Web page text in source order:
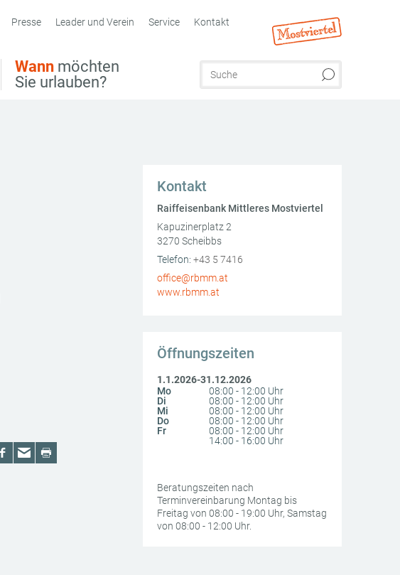
Wann möchten
Sie urlauben?
Presse Leader und Verein Service Kontakt
Kontakt
Raiffeisenbank Mittleres Mostviertel
Kapuzinerplatz 2
3270 Scheibbs
AT
Telefon: +43 5 7416
office@rbmm.at
www.rbmm.at
Öffnungszeiten
1.1.2026-31.12.2026
Mo
08:00 - 12:00 Uhr
Di
08:00 - 12:00 Uhr
Mi
08:00 - 12:00 Uhr
Do
08:00 - 12:00 Uhr
Fr
08:00 - 12:00 Uhr
14:00 - 16:00 Uhr
Beratungszeiten nach
Terminvereinbarung Montag bis
Freitag von 08:00 - 19:00 Uhr, Samstag
von 08:00 - 12:00 Uhr.